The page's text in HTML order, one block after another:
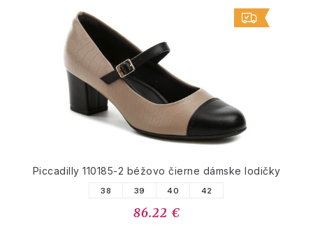
Piccadilly 110185-2 béžovo čierne dámske lodičky
38 39 40 42
86.22 €